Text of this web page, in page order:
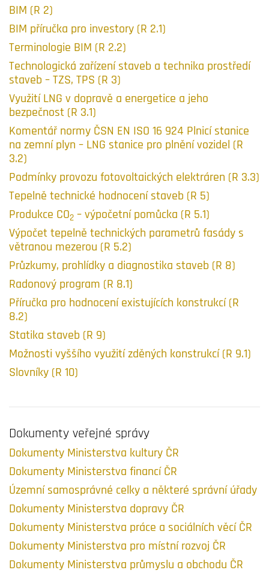
BIM (R 2)
BIM příručka pro investory (R 2.1)
Terminologie BIM (R 2.2)
Technologická zařízení staveb a technika prostředí
staveb – TZS, TPS (R 3)
Využití LNG v dopravě a energetice a jeho
bezpečnost (R 3.1)
Komentář normy ČSN EN ISO 16 924 Plnicí stanice
na zemní plyn – LNG stanice pro plnění vozidel (R
3.2)
Podmínky provozu fotovoltaických elektráren (R 3.3)
Tepelně technické hodnocení staveb (R 5)
Produkce CO2 – výpočetní pomůcka (R 5.1)
Výpočet tepelně technických parametrů fasády s
větranou mezerou (R 5.2)
Průzkumy, prohlídky a diagnostika staveb (R 8)
Radonový program (R 8.1)
Příručka pro hodnocení existujících konstrukcí (R
8.2)
Statika staveb (R 9)
Možnosti vyššího využití zděných konstrukcí (R 9.1)
Slovníky (R 10)
Dokumenty veřejné správy
Dokumenty Ministerstva kultury ČR
Dokumenty Ministerstva financí ČR
Územní samosprávné celky a některé správní úřady
Dokumenty Ministerstva dopravy ČR
Dokumenty Ministerstva práce a sociálních věcí ČR
Dokumenty Ministerstva pro místní rozvoj ČR
Dokumenty Ministerstva průmyslu a obchodu ČR